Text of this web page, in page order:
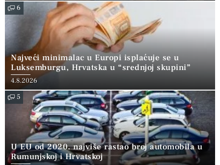
6
Najveći minimalac u Europi isplaćuje se u
Luksemburgu, Hrvatska u “srednjoj skupini”
4.8.2026
5
U EU od 2020. najviše rastao broj automobila u
Rumunjskoj i Hrvatskoj